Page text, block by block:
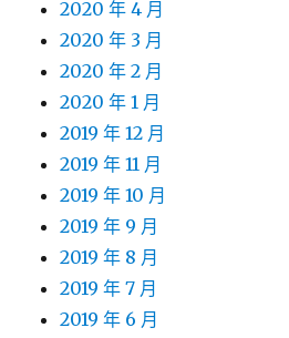
2020 年 4 月
2020 年 3 月
2020 年 2 月
2020 年 1 月
2019 年 12 月
2019 年 11 月
2019 年 10 月
2019 年 9 月
2019 年 8 月
2019 年 7 月
2019 年 6 月